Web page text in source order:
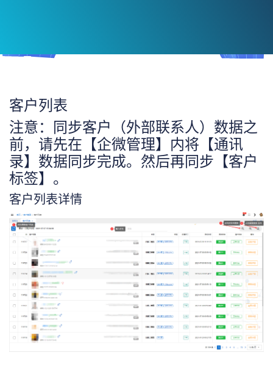
客户列表
注意：同步客户（外部联系人）数据之
前，请先在【企微管理】内将【通讯
录】数据同步完成。然后再同步【客户
标签】。
客户列表详情